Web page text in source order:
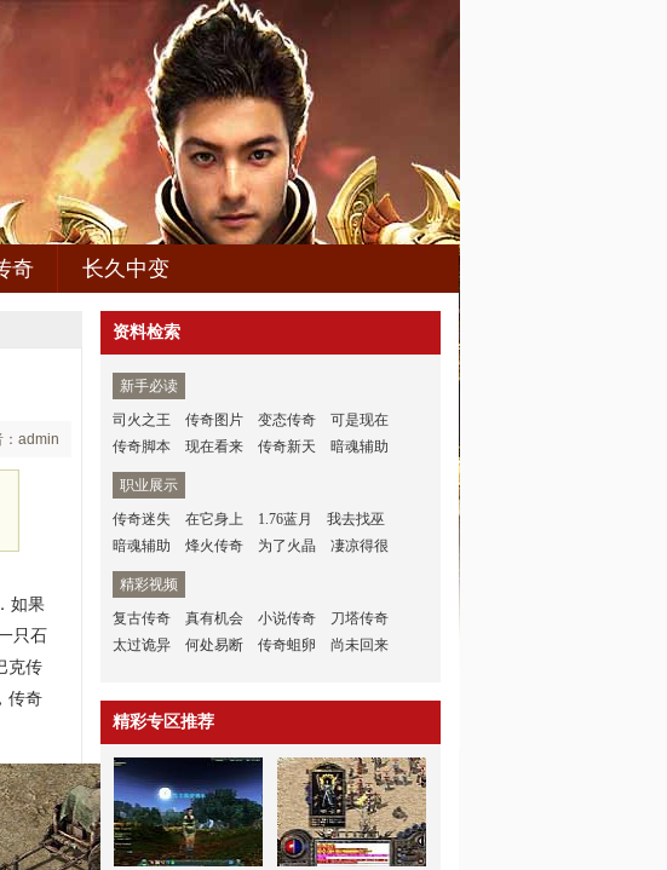
奇 长久中变
：admin
如果
只石
克传
传奇
资料检索
新手必读
司火之王
传奇图片 变态传奇
可是现在
传奇脚本
现在看来 传奇新天 暗魂辅助
职业展示
传奇迷失
在它身上 1.76蓝月
我去找巫
暗魂辅助
烽火传奇 为了火晶 凄凉得很
精彩视频
复古传奇
真有机会 小说传奇
刀塔传奇
太过诡异
何处易断 传奇蛆卵 尚未回来
精彩专区推荐